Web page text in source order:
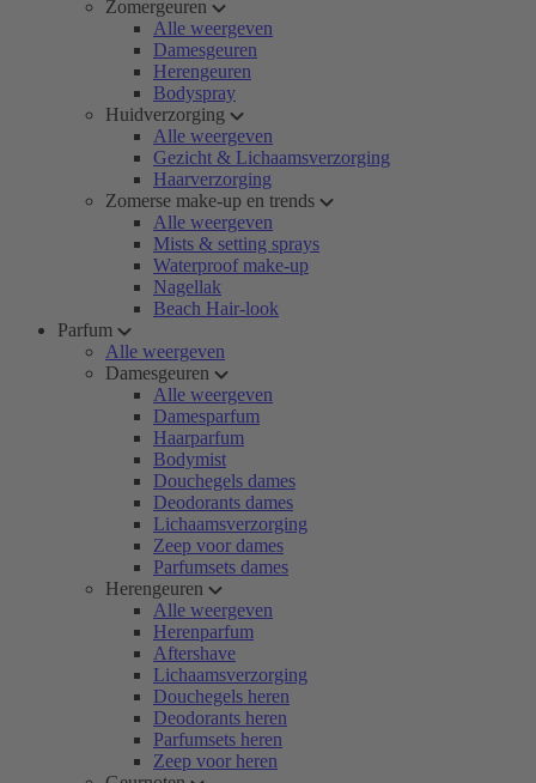
Zomergeuren
Alle weergeven
Damesgeuren
Herengeuren
Bodyspray
Huidverzorging
Alle weergeven
Gezicht & Lichaamsverzorging
Haarverzorging
Zomerse make-up en trends
Alle weergeven
Mists & setting sprays
Waterproof make-up
Nagellak
Beach Hair-look
Parfum
Alle weergeven
Damesgeuren
Alle weergeven
Damesparfum
Haarparfum
Bodymist
Douchegels dames
Deodorants dames
Lichaamsverzorging
Zeep voor dames
Parfumsets dames
Herengeuren
Alle weergeven
Herenparfum
Aftershave
Lichaamsverzorging
Douchegels heren
Deodorants heren
Parfumsets heren
Zeep voor heren